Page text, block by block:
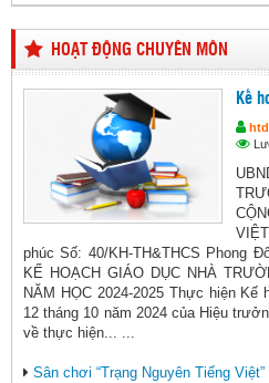
HOẠT ĐỘNG CHUYÊN MÔN
Kế
phúc Số: 40/KH-TH&THCS Phong
KẾ HOẠCH GIÁO DỤC NHÀ
NĂM HỌC 2024-2025 Thực hiện Kế
12 tháng 10 năm 2024 của Hiệu
về thực hiện... ...
Sân chơi “Trạng Nguyên Tiếng